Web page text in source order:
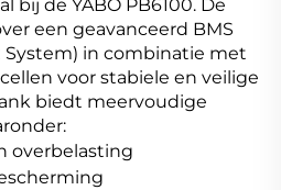
bij de YABO PB6100. De
een geavanceerd BMS
in combinatie met
voor stabiele en veilige
biedt meervoudige
overbelasting